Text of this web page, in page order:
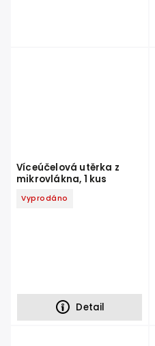
Víceúčelová utěrka z
mikrovlákna, 1 kus
Vyprodáno
Detail